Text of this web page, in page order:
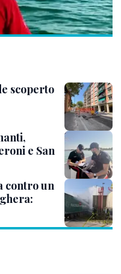
scoperto
e San
contro un